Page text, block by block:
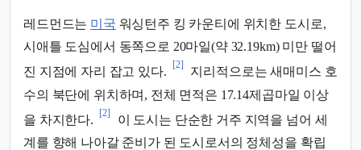
레드먼드는 미국 워싱턴주 킹 카운티에 위치한 도시로,
시애틀 도심에서 동쪽으로 20마일(약 32.19km) 미만 떨어
진 지점에 자리 잡고 있다.
[2]
지리적으로는 새매미스 호
수의 북단에 위치하며, 전체 면적은 17.14제곱마일 이상
을 차지한다.
[2]
이 도시는 단순한 거주 지역을 넘어 세
계를 향해 나아갈 준비가 된 도시로서의 정체성을 확립